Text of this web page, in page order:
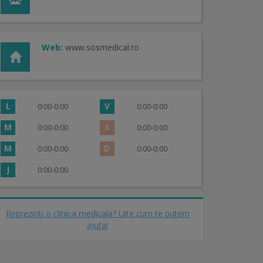
Web: www.sosmedical.ro
L 0:00-0:00 V 0:00-0:00
M 0:00-0:00 S 0:00-0:00
M 0:00-0:00 D 0:00-0:00
J 0:00-0:00
Reprezinti o clinica medicala? Uite cum te putem
ajuta!